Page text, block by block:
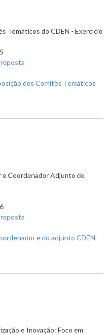
Temáticos do CDEN - Exercício
dos Comitês Temáticos
e Coordenador Adjunto do
e do adjunto CDEN
e Inovação: Foco em